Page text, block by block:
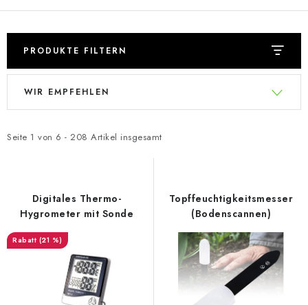
PRODUKTE FILTERN
L
t
P
r
Seite 1 von 6 - 208 Artikel insgesamt
P
d
o
r
WIR EMPFEHLEN
Digitales Thermo-
Hygrometer mit Sonde
(21 %)
Topffeuchtigkeitsmesser
(Bodenscannen)